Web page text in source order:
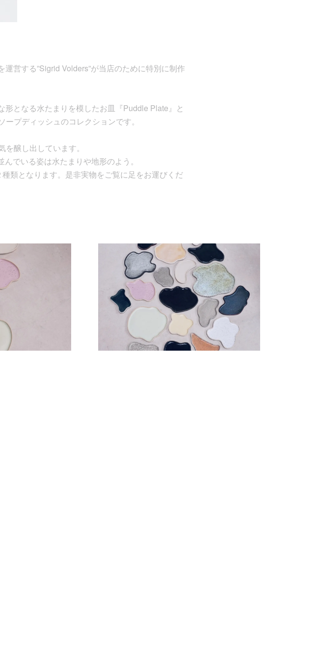
営する”Sigrid Volders”が当店のために特別に制作
となる水たまりを模したお皿『Puddle Plate』と
プディッシュのコレクションです。
醸し出しています。
でいる姿は水たまりや地形のよう。
類となります。是非実物をご覧に足をお運びくだ